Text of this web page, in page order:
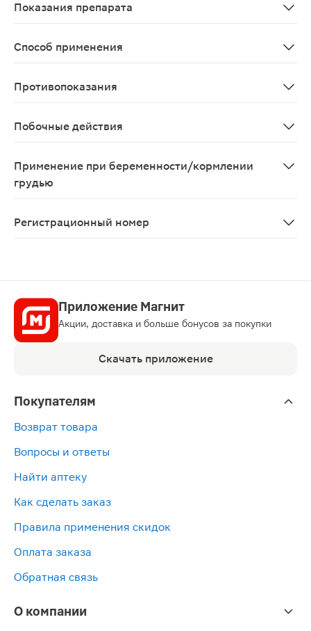
Показания препарата
Способ применения
Противопоказания
Побочные действия
Применение при беременности/кормлении
грудью
Регистрационный номер
Приложение Магнит
Акции, доставка и больше бонусов за покупки
Скачать приложение
Покупателям
Возврат товара
Вопросы и ответы
Найти аптеку
Как сделать заказ
Правила применения скидок
Оплата заказа
Обратная связь
О компании